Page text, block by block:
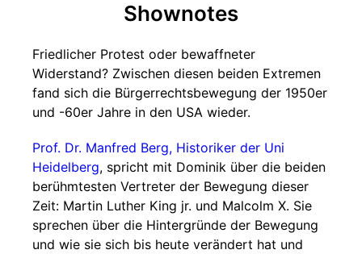
Shownotes
Friedlicher Protest oder bewaffneter
Widerstand? Zwischen diesen beiden Extremen
fand sich die Bürgerrechtsbewegung der 1950er
und -60er Jahre in den USA wieder.
Prof. Dr. Manfred Berg, Historiker der Uni
Heidelberg, spricht mit Dominik über die beiden
berühmtesten Vertreter der Bewegung dieser
Zeit: Martin Luther King jr. und Malcolm X. Sie
sprechen über die Hintergründe der Bewegung
und wie sie sich bis heute verändert hat und